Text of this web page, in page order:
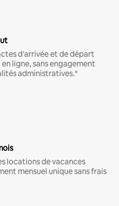
d'arrivée et de départ
ligne, sans engagement
administratives.*
locations de vacances
mensuel unique sans frais